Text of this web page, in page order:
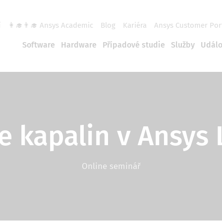
👩‍🎓👨‍🎓 Ansys Academic Blog Kariéra Ansys Customer
Software Hardware Případové studie Služby
kapalin v Ansys
Online seminář